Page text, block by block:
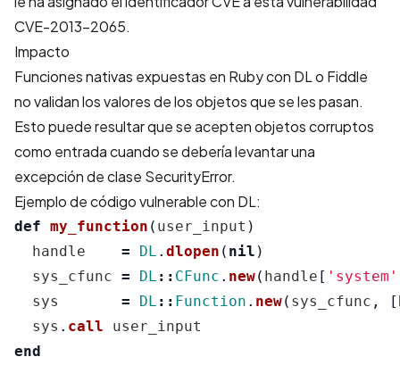
CVE-2013-2065.
Impacto
Funciones nativas expuestas en Ruby con DL o Fiddle
no validan los valores de los objetos que se les pasan.
Esto puede resultar que se acepten objetos corruptos
como entrada cuando se debería levantar una
excepción de clase SecurityError.
Ejemplo de código vulnerable con DL:
def my_function ( user_input )
handle
= DL . dlopen ( nil )
sys_cfunc = DL :: CFunc . new( handle [ 'system'
sys
= DL :: Function . new( sys_cfunc , [
sys . call
user_input
end